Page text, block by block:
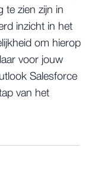
te zien zijn in
inzicht in het
om hierop
voor jouw
Salesforce
van het